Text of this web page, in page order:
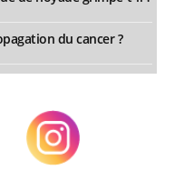
du cancer ?